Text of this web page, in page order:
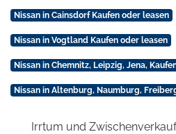
Nissan in Cainsdorf Kaufen oder leasen
Nissan in Vogtland Kaufen oder leasen
Nissan in Chemnitz, Leipzig, Jena,
Nissan in Altenburg, Naumburg,
Irrtum und